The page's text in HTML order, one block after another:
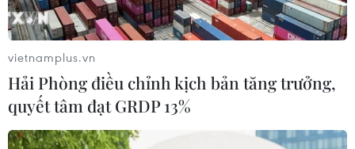
trước đến nay đối với diện tích đất khu sân bay Miếu
Môn thuộc xã Đồng Tâm, huyện Mỹ Đức.
vietnamplus.vn
Hải Phòng điều chỉnh kịch bản tăng trưởng,
quyết tâm đạt GRDP 13%